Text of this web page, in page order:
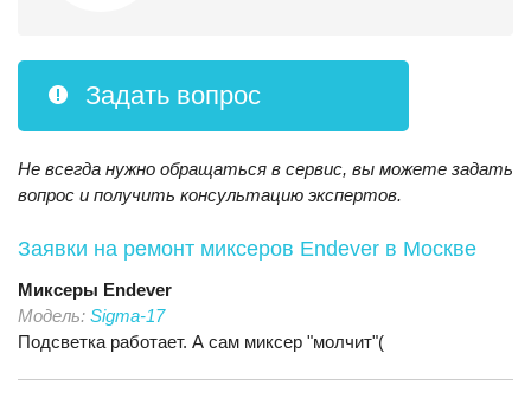
Задать вопрос
Не всегда нужно обращаться в сервис, вы можете задать
вопрос и получить консультацию экспертов.
Заявки на ремонт миксеров Endever в Москве
Миксеры Endever
Модель: Sigma-17
Подсветка работает. А сам миксер "молчит"(